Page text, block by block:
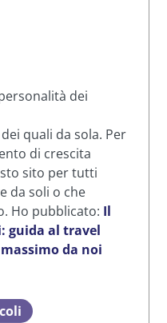
dei
quali da sola. Per
di crescita
sito per tutti
da soli o che
Ho pubblicato: Il
guida al travel
da noi